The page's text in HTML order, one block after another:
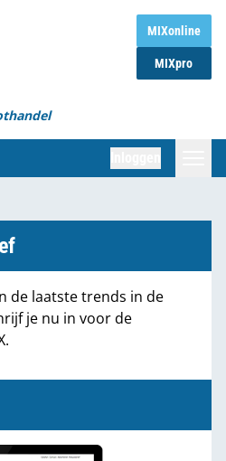
MIXonline
MIXpro
de laatste trends in de
je nu in voor de